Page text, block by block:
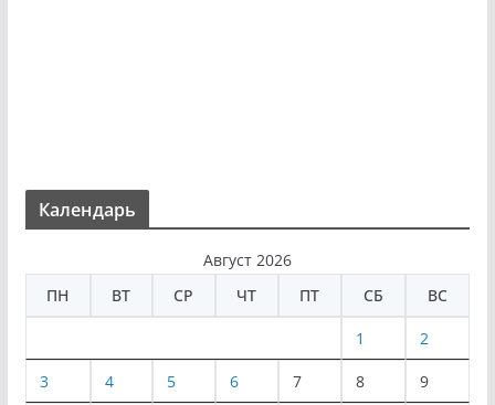
Календарь
Август 2026
ПН
ВТ СР ЧТ ПТ СБ ВС
1 2
3 4 5 6 7 8 9